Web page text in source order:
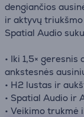
dengiančios
ir aktyvų
Spatial Audio
• Iki 1,5×
ankstesnės
• H2 lustas ir
• Spatial Audio ir
• Veikimo trukmė